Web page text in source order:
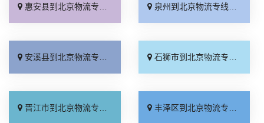
惠安县到北京物流专线_运价实惠「限时必达」 泉州到北京物流专线_专线查询「省事省心」
安溪县到北京物流专线_收费介绍「按时送达」 石狮市到北京物流专线_按时送达「托运省心」
晋江市到北京物流专线_定点发车「运价实惠」 丰泽区到北京物流专线_多少一方「多久时间」